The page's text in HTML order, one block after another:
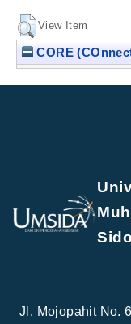
View Item
CORE
Jl. Mojopahit No.